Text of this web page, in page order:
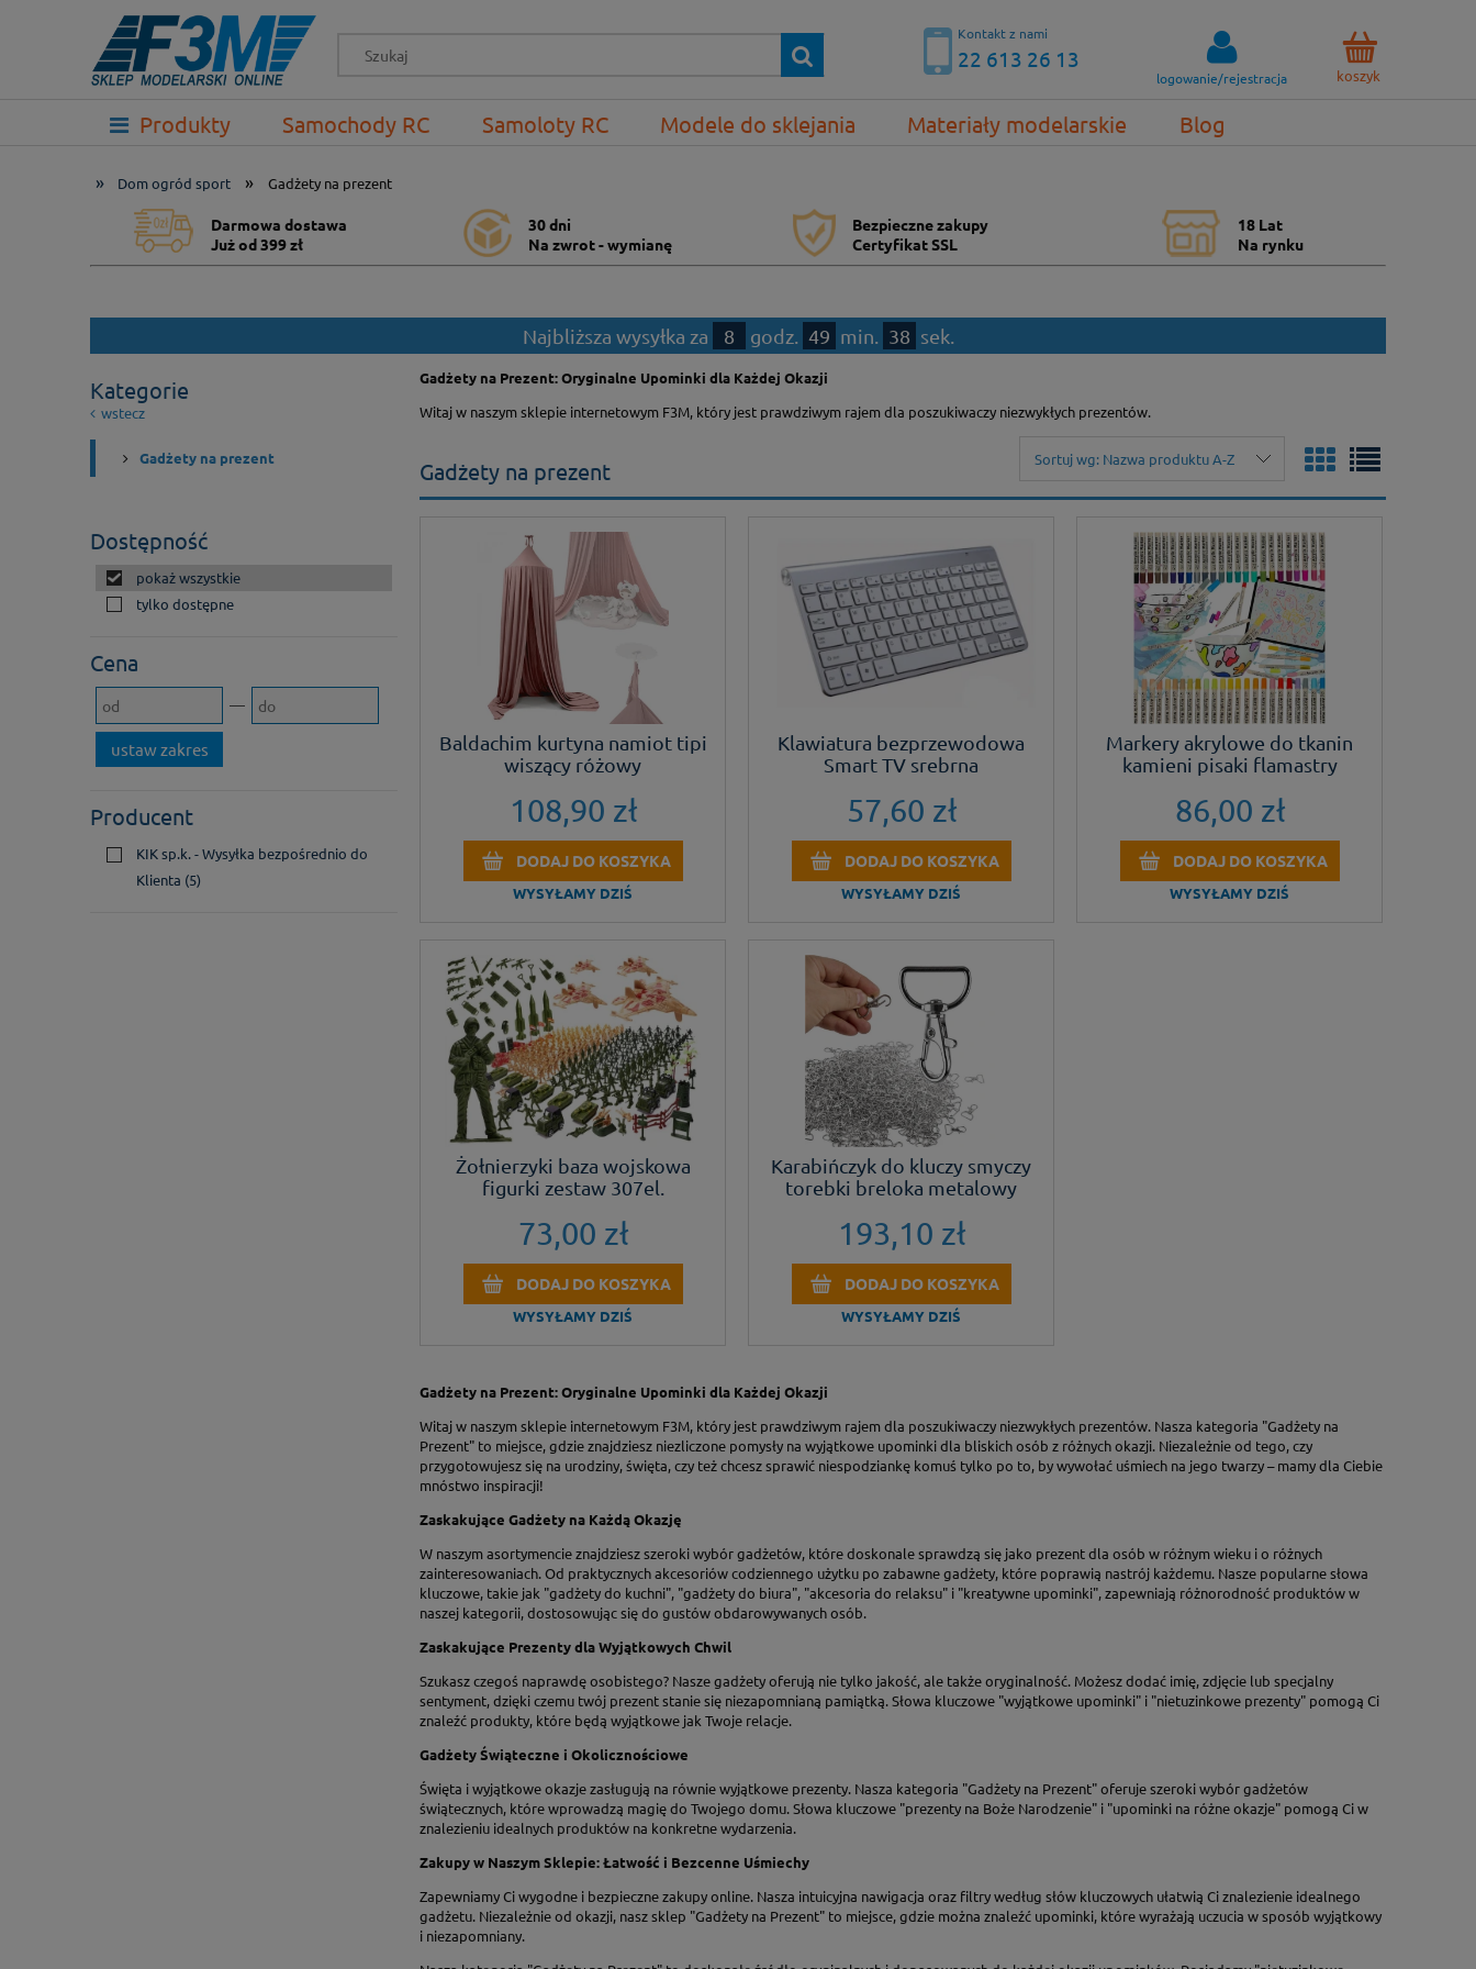
koszyk
logowanie/rejestracja
Kontakt z nami
22 613 26 13
Produkty Samochody RC Samoloty RC Modele do sklejania Materiały modelarskie Blog
Prezenty
» Dom ogród sport » Gadżety na prezent
Darmowa dostawa
Już od 399 zł
30 dni
Na zwrot - wymianę
Bezpieczne zakupy
Certyfikat SSL
18 Lat
Na rynku
Najbliższa wysyłka za 8 godz. 49 min. 37 sek.
Kategorie
wstecz
Gadżety na prezent
Dostępność
pokaż wszystkie
tylko dostępne
Cena
ustaw zakres
Producent
KIK sp.k. - Wysyłka bezpośrednio do
Klienta (5)
Gadżety na Prezent: Oryginalne Upominki dla Każdej Okazji
Witaj w naszym sklepie internetowym F3M, który jest prawdziwym rajem dla poszukiwaczy niezwykłych prezentów.
Gadżety na prezent Sortuj wg: Nazwa produktu A-Z
Baldachim kurtyna namiot tipi
wiszący różowy
108,90 zł
DODAJ DO KOSZYKA
WYSYŁAMY DZIŚ
Klawiatura bezprzewodowa
Smart TV srebrna
57,60 zł
DODAJ DO KOSZYKA
WYSYŁAMY DZIŚ
Markery akrylowe do tkanin
kamieni pisaki flamastry
szt.
86,00 zł
DODAJ DO KOSZYKA
WYSYŁAMY DZIŚ
Żołnierzyki baza wojskowa
figurki zestaw 307el.
73,00 zł
DODAJ DO KOSZYKA
WYSYŁAMY DZIŚ
Karabińczyk do kluczy smyczy
torebki breloka metalowy
193,10 zł
DODAJ DO KOSZYKA
WYSYŁAMY DZIŚ
Gadżety na Prezent: Oryginalne Upominki dla Każdej Okazji
Witaj w naszym sklepie internetowym F3M, który jest prawdziwym rajem dla poszukiwaczy niezwykłych prezentów. Nasza kategoria "Gadżety na
Prezent" to miejsce, gdzie znajdziesz niezliczone pomysły na wyjątkowe upominki dla bliskich osób z różnych okazji. Niezależnie od tego, czy
przygotowujesz się na urodziny, święta, czy też chcesz sprawić niespodziankę komuś tylko po to, by wywołać uśmiech na jego twarzy – mamy dla Ciebie
mnóstwo inspiracji!
Zaskakujące Gadżety na Każdą Okazję
W naszym asortymencie znajdziesz szeroki wybór gadżetów, które doskonale sprawdzą się jako prezent dla osób w różnym wieku i o różnych
zainteresowaniach. Od praktycznych akcesoriów codziennego użytku po zabawne gadżety, które poprawią nastrój każdemu. Nasze popularne słowa
kluczowe, takie jak "gadżety do kuchni", "gadżety do biura", "akcesoria do relaksu" i "kreatywne upominki", zapewniają różnorodność produktów w
naszej kategorii, dostosowując się do gustów obdarowywanych osób.
Zaskakujące Prezenty dla Wyjątkowych Chwil
Szukasz czegoś naprawdę osobistego? Nasze gadżety oferują nie tylko jakość, ale także oryginalność. Możesz dodać imię, zdjęcie lub specjalny
sentyment, dzięki czemu twój prezent stanie się niezapomnianą pamiątką. Słowa kluczowe "wyjątkowe upominki" i "nietuzinkowe prezenty" pomogą Ci
znaleźć produkty, które będą wyjątkowe jak Twoje relacje.
Gadżety Świąteczne i Okolicznościowe
Święta i wyjątkowe okazje zasługują na równie wyjątkowe prezenty. Nasza kategoria "Gadżety na Prezent" oferuje szeroki wybór gadżetów
świątecznych, które wprowadzą magię do Twojego domu. Słowa kluczowe "prezenty na Boże Narodzenie" i "upominki na różne okazje" pomogą Ci w
znalezieniu idealnych produktów na konkretne wydarzenia.
Zakupy w Naszym Sklepie: Łatwość i Bezcenne Uśmiechy
Zapewniamy Ci wygodne i bezpieczne zakupy online. Nasza intuicyjna nawigacja oraz filtry według słów kluczowych ułatwią Ci znalezienie idealnego
gadżetu. Niezależnie od okazji, nasz sklep "Gadżety na Prezent" to miejsce, gdzie można znaleźć upominki, które wyrażają uczucia w sposób wyjątkowy
i niezapomniany.